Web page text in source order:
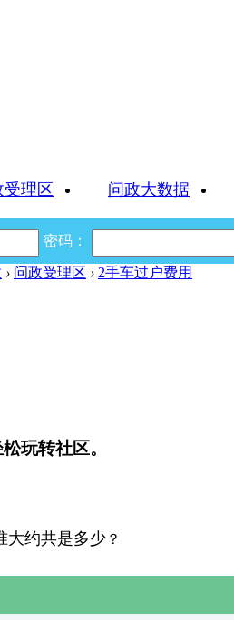
受理区 问政大数据
密码：
› 问政受理区 › 2手车过户费用
玩转社区。
大约共是多少 ？